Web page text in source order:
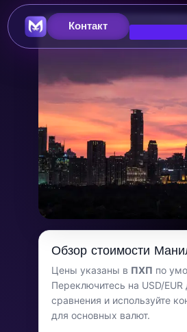
Контакт
Главное изображение
Стоимость
Филиппины
Последнее обновление:
Обзор стоимости
Цены указаны в ПХП по
Переключитесь на USD/
сравнения и используйте
для основных валют.